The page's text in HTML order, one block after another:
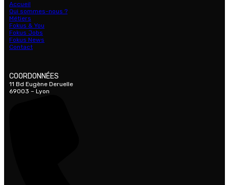
Accueil
Qui sommes-nous ?
Métiers
Fokus & You
Fokus Jobs
Fokus News
Contact
COORDONNÉES
11 Bd Eugène Deruelle
69003 – Lyon